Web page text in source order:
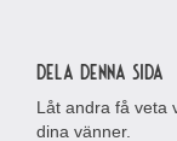
Dela denna sida
Låt andra få veta
dina vänner.